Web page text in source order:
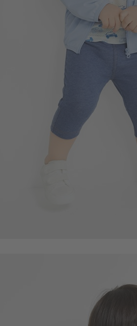
196